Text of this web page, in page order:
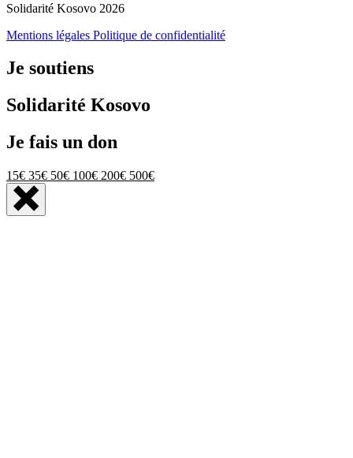
Solidarité Kosovo 2026
Mentions légales Politique de confidentialité
Je soutiens
Solidarité Kosovo
Je fais un don
15€ 35€ 50€ 100€ 200€ 500€